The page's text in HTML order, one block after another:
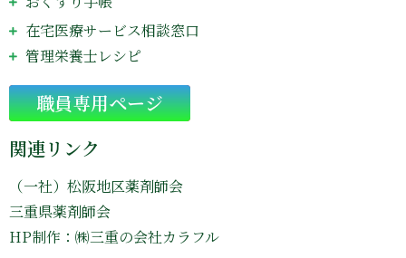
在宅医療サービス相談窓口
管理栄養士レシピ
職員専用ページ
Go
関連リンク
（一社）松阪地区薬剤師会
三重県薬剤師会
HP制作：㈱三重の会社カラフル